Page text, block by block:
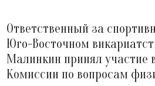
Ответственный за
Юго-Восточном
Малинкин принял участие
Комиссии по вопросам